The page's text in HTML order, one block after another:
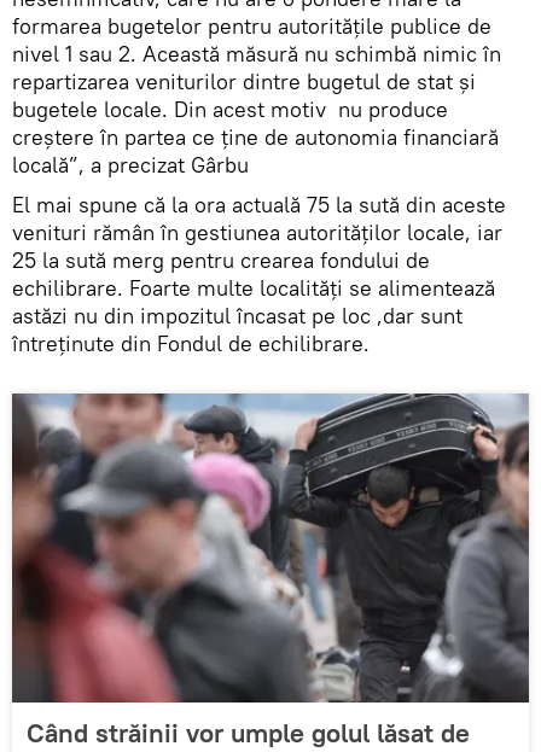
formarea bugetelor pentru autoritățile publice de
nivel 1 sau 2. Această măsură nu schimbă nimic în
repartizarea veniturilor dintre bugetul de stat și
bugetele locale. Din acest motiv nu produce
creștere în partea ce ține de autonomia financiară
locală”, a precizat Gârbu
El mai spune că la ora actuală 75 la sută din aceste
venituri rămân în gestiunea autorităţilor locale, iar
25 la sută merg pentru crearea fondului de
echilibrare. Foarte multe localități se alimentează
astăzi nu din impozitul încasat pe loc ,dar sunt
întreținute din Fondul de echilibrare.
Când străinii vor umple golul lăsat de